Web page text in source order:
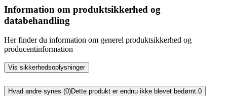
Information om produktsikkerhed og
databehandling
Her finder du information om generel produktsikkerhed og
producentinformation
Vis sikkerhedsoplysninger
Hvad andre synes (0)Dette produkt er endnu ikke blevet bedømt.0